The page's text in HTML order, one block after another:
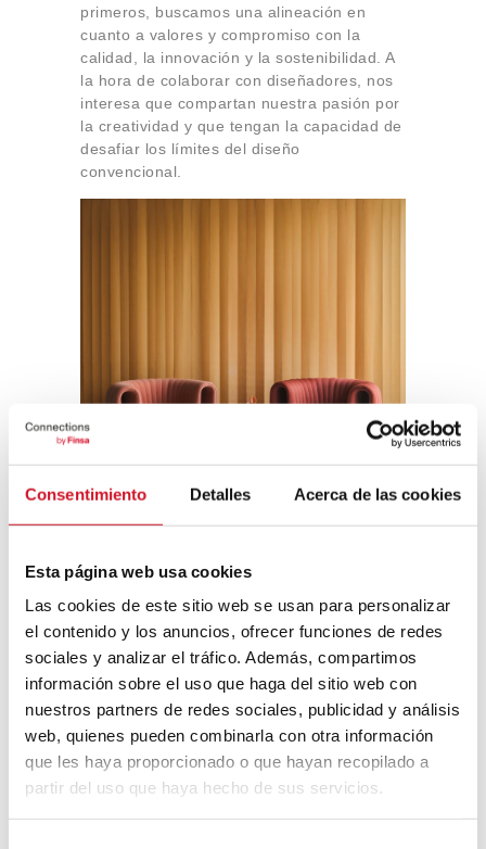
Consentimiento Detalles Acerca de las cookies
Esta página web usa cookies
Las cookies de este sitio web se usan para personalizar
el contenido y los anuncios, ofrecer funciones de redes
sociales y analizar el tráfico. Además, compartimos
información sobre el uso que haga del sitio web con
nuestros partners de redes sociales, publicidad y análisis
web, quienes pueden combinarla con otra información
que les haya proporcionado o que hayan recopilado a
partir del uso que haya hecho de sus servicios.
primeros, buscamos una alineación en
cuanto a valores y compromiso con la
calidad, la innovación y la sostenibilidad. A
la hora de colaborar con diseñadores, nos
interesa que compartan nuestra pasión por
la creatividad y que tengan la capacidad de
desafiar los límites del diseño
convencional.
¿De qué forma se consigue innovar y
como Sancal? ¿Cómo lográis actualizaros y
estar al día?
La inspiración está presente en muchos
lugares, momentos y contextos. Somos
muy inquietas, con intereses muy diversos,
que van desde la historia, la música y el
cine hasta la literatura o la arquitectura y el
arte. Nuestra curiosidad nos permite
explorar nuevas ideas, influencias y